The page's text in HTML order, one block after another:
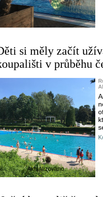
si měly začít
v průběhu
Aktualizováno